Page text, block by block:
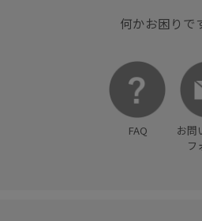
幅広 抜け感
洗濯OK 洗濯機
着心地が良い
何かお困りで
FAQ
お問
フ